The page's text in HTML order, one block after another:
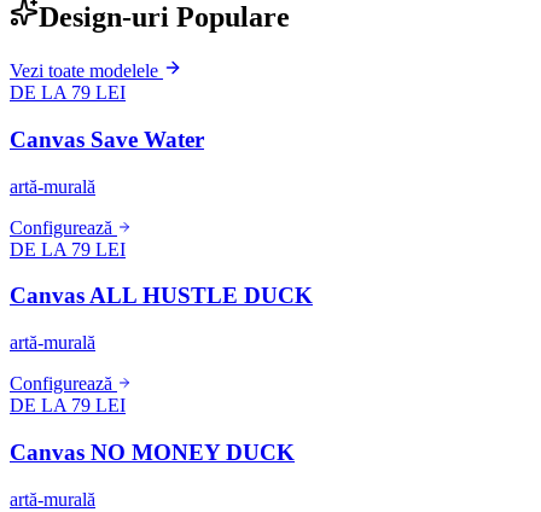
Design-uri Populare
Vezi toate modelele
DE LA 79 LEI
Canvas Save Water
artă-murală
Configurează
DE LA 79 LEI
Canvas ALL HUSTLE DUCK
artă-murală
Configurează
DE LA 79 LEI
Canvas NO MONEY DUCK
artă-murală